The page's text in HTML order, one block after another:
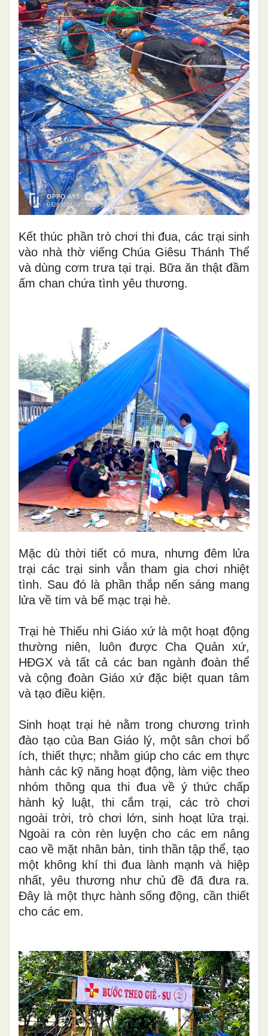
Kết thúc phần trò chơi thi đua, các trại sinh
vào nhà thờ viếng Chúa Giêsu Thánh Thể
và dùng cơm trưa tại trại. Bữa ăn thật đầm
ấm chan chứa tình yêu thương.
Mặc dù thời tiết có mưa, nhưng đêm lửa
trại các trại sinh vẫn tham gia chơi nhiệt
tình. Sau đó là phần thắp nến sáng mang
lửa về tim và bế mạc trại hè.
Trại hè Thiếu nhi Giáo xứ là một hoạt động
thường niên, luôn được Cha Quản xứ,
HĐGX và tất cả các ban ngành đoàn thể
và cộng đoàn Giáo xứ đặc biệt quan tâm
và tạo điều kiện.
Sinh hoạt trại hè nằm trong chương trình
đào tạo của Ban Giáo lý, một sân chơi bổ
ích, thiết thực; nhằm giúp cho các em thực
hành các kỹ năng hoạt động, làm việc theo
nhóm thông qua thi đua về ý thức chấp
hành kỷ luật, thi cắm trại, các trò chơi
ngoài trời, trò chơi lớn, sinh hoạt lửa trại.
Ngoài ra còn rèn luyện cho các em nâng
cao về mặt nhân bản, tinh thần tập thể, tạo
một không khí thi đua lành mạnh và hiệp
nhất, yêu thương như chủ đề đã đưa ra.
Đây là một thực hành sống động, cần thiết
cho các em.